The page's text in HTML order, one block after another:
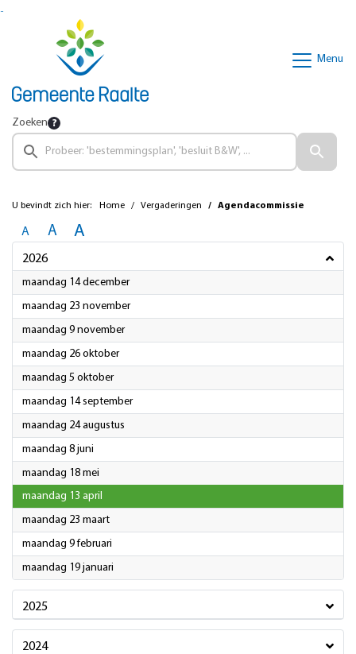
Ga naar de inhoud van deze pagina
Ga naar het zoeken
Menu
Zoeken
U bevindt zich hier: Home Vergaderingen Agendacommissie
A A A
2026
maandag 14 december2026
maandag 23 november2026
maandag 9 november2026
maandag 26 oktober2026
maandag 5 oktober2026
maandag 14 september2026
maandag 24 augustus
maandag 8 juni
maandag 18 mei
maandag 13 april
maandag 23 maart2026
maandag 9 februari
maandag 19 januari
2025
2024